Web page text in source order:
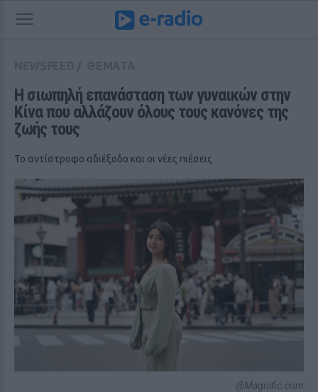
Η σιωπηλή επανάσταση των γυναικών στην
Κίνα που αλλάζουν όλους τους κανόνες της
ζωής τους
Το αντίστροφο αδιέξοδο και οι νέες πιέσεις
@Magnific.com